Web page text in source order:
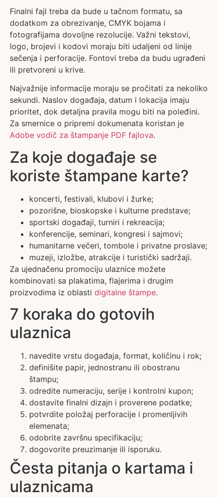
Finalni fajl treba da bude u tačnom formatu, sa
dodatkom za obrezivanje, CMYK bojama i
fotografijama dovoljne rezolucije. Važni tekstovi,
logo, brojevi i kodovi moraju biti udaljeni od linije
sečenja i perforacije. Fontovi treba da budu ugrađeni
ili pretvoreni u krive.
Najvažnije informacije moraju se pročitati za nekoliko
sekundi. Naslov događaja, datum i lokacija imaju
prioritet, dok detaljna pravila mogu biti na poleđini.
Za smernice o pripremi dokumenata koristan je
Adobe vodič za štampanje PDF fajlova.
Za koje događaje se
koriste štampane karte?
koncerti, festivali, klubovi i žurke;
pozorišne, bioskopske i kulturne predstave;
sportski događaji, turniri i rekreacija;
konferencije, seminari, kongresi i sajmovi;
humanitarne večeri, tombole i privatne proslave;
muzeji, izložbe, atrakcije i turistički sadržaji.
Za ujednačenu promociju ulaznice možete
kombinovati sa plakatima, flajerima i drugim
proizvodima iz oblasti digitalne štampe.
7 koraka do gotovih
ulaznica
navedite vrstu događaja, format, količinu i rok;
definišite papir, jednostranu ili obostranu
štampu;
odredite numeraciju, serije i kontrolni kupon;
dostavite finalni dizajn i proverene podatke;
potvrdite položaj perforacije i promenljivih
elemenata;
odobrite završnu specifikaciju;
dogovorite preuzimanje ili isporuku.
Česta pitanja o kartama i
ulaznicama